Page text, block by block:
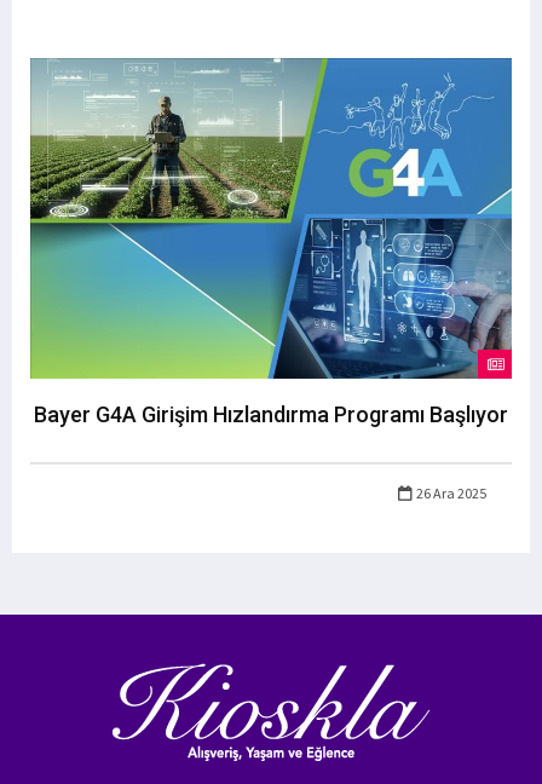
Bayer G4A Girişim Hızlandırma Programı Başlıyor
26 Ara 2025